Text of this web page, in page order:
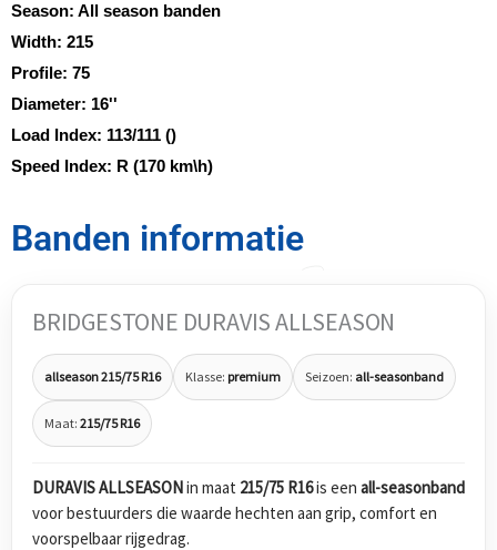
Season: All season banden
Width: 215
Profile: 75
Diameter: 16''
Load Index: 113/111 ()
Speed Index: R (170 km\h)
Banden informatie
BRIDGESTONE DURAVIS ALLSEASON
allseason 215/75 R16 Klasse: premium Seizoen: all-seasonband
Maat: 215/75 R16
DURAVIS ALLSEASONin maat 215/75 R16is een all-seasonband
voor bestuurders die waarde hechten aan grip, comfort en
voorspelbaar rijgedrag.